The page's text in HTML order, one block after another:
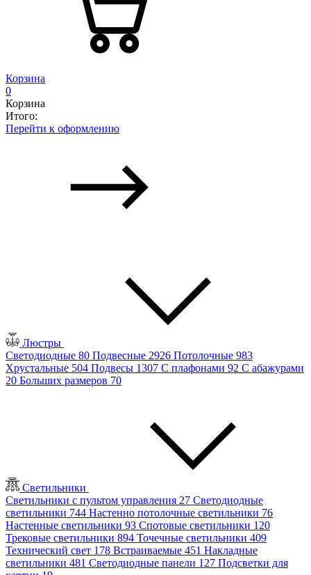
Корзина
0
Корзина
Итого:
Перейти к оформлению
Люстры
Светодиодные 80 Подвесные 2926 Потолочные 983
Хрустальные 504 Подвесы 1307 С плафонами 92 С абажурами
20 Больших размеров 70
Светильники
Светильники с пультом управления 27 Светодиодные
светильники 744 Настенно потолочные светильники 76
Настенные светильники 93 Спотовые светильники 120
Трековые светильники 894 Точечные светильники 409
Технический свет 178 Встраиваемые 451 Накладные
светильники 481 Светодиодные панели 127 Подсветки для